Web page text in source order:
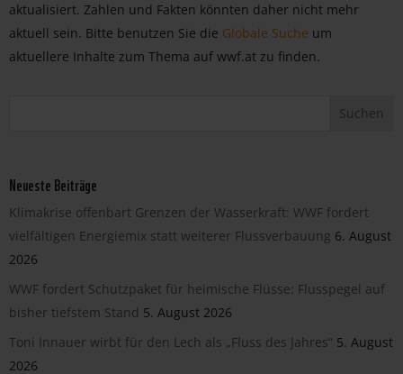
aktualisiert. Zahlen und Fakten könnten daher nicht mehr
aktuell sein. Bitte benutzen Sie die Globale Suche um
aktuellere Inhalte zum Thema auf wwf.at zu finden.
Neueste Beiträge
Klimakrise offenbart Grenzen der Wasserkraft: WWF fordert
vielfältigen Energiemix statt weiterer Flussverbauung 6. August
2026
WWF fordert Schutzpaket für heimische Flüsse: Flusspegel auf
bisher tiefstem Stand 5. August 2026
Toni Innauer wirbt für den Lech als „Fluss des Jahres“ 5. August
2026